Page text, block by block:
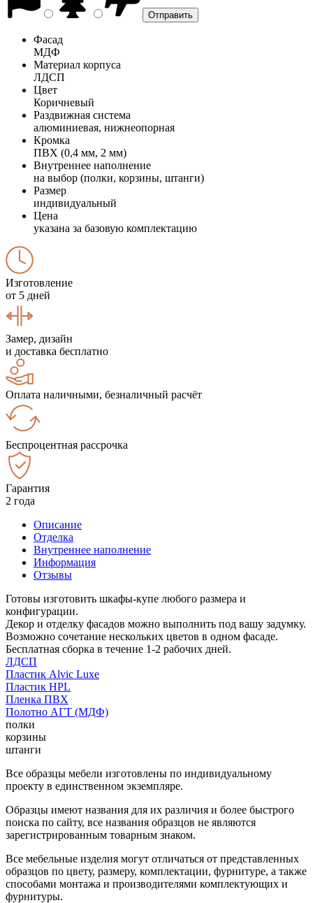
Фасад
МДФ
Материал корпуса
ЛДСП
Цвет
Коричневый
Раздвижная система
алюминиевая, нижнеопорная
Кромка
ПВХ (0,4 мм, 2 мм)
Внутреннее наполнение
на выбор (полки, корзины, штанги)
Размер
индивидуальный
Цена
указана за базовую комплектацию
Изготовление
от 5 дней
Замер, дизайн
и доставка бесплатно
Оплата наличными, безналичный расчёт
Беспроцентная рассрочка
Гарантия
2 года
Описание
Отделка
Внутреннее наполнение
Информация
Отзывы
Готовы изготовить шкафы-купе любого размера и
конфигурации.
Декор и отделку фасадов можно выполнить под вашу задумку.
Возможно сочетание нескольких цветов в одном фасаде.
Бесплатная сборка в течение 1-2 рабочих дней.
ЛДСП
Пластик Alvic Luxe
Пластик HPL
Пленка ПВХ
Полотно АГТ (МДФ)
полки
корзины
штанги
Все образцы мебели изготовлены по индивидуальному
проекту в единственном экземпляре.
Образцы имеют названия для их различия и более быстрого
поиска по сайту, все названия образцов не являются
зарегистрированным товарным знаком.
Все мебельные изделия могут отличаться от представленных
образцов по цвету, размеру, комплектации, фурнитуре, а также
способами монтажа и производителями комплектующих и
фурнитуры.